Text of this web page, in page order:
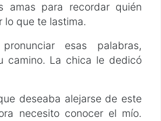
amas para recordar quién
lo que te lastima.
esas palabras,
camino. La chica le dedicó
deseaba alejarse de este
necesito conocer el mío.